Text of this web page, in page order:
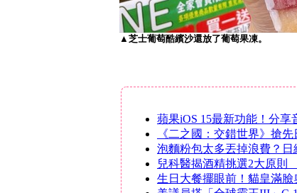
▲芝士葡萄酷繽沙還放了葡萄果凍。
蘋果iOS 15最新功能！分享
《二之國：交錯世界》搶
泡麵粉包太多丟掉浪費？
兒科醫揭酒精挑選2大原則
生日大餐擺眼前！貓皇滿